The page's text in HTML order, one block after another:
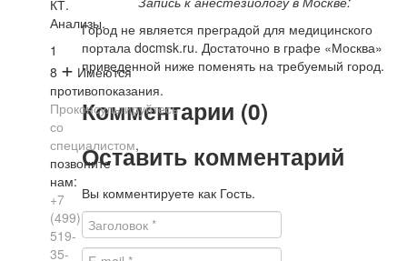
Город не является преградой для медицинского
портала docmsk.ru. Достаточно в графе «Москва»
приведенной ниже поменять на требуемый город.
Комментарии (0)
Оставить комментарий
Вы комментируете как Гость.
КТ.
Анализы.
1
8 + Имеются
противопоказания.
Проконсультируйтесь
со
специалистом,
позвоните
нам:
+7
(499)
519-
35-